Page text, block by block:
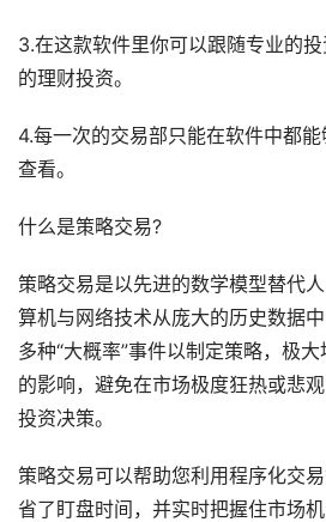
3.在这款软件里你可以跟随专业的
的理财投资。
4.每一次的交易部只能在软件中都
查看。
什么是策略交易?
策略交易是以先进的数学模型替代
算机与网络技术从庞大的历史数据
多种“大概率”事件以制定策略，极
的影响，避免在市场极度狂热或悲
投资决策。
策略交易可以帮助您利用程序化交
省了盯盘时间，并实时把握住市场